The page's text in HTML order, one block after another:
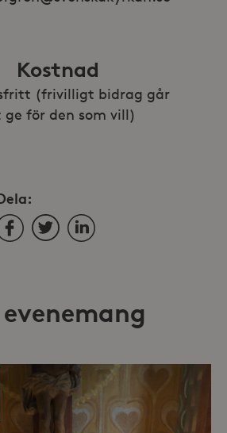
Kostnad
(frivilligt bidrag går
för den som vill)
TwitterLinkedIn
evenemang